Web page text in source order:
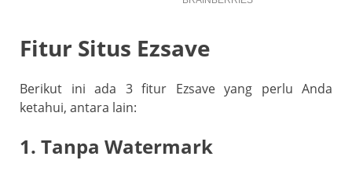
Fitur Situs Ezsave
Berikut ini ada 3 fitur Ezsave yang perlu Anda
ketahui, antara lain:
1. Tanpa Watermark